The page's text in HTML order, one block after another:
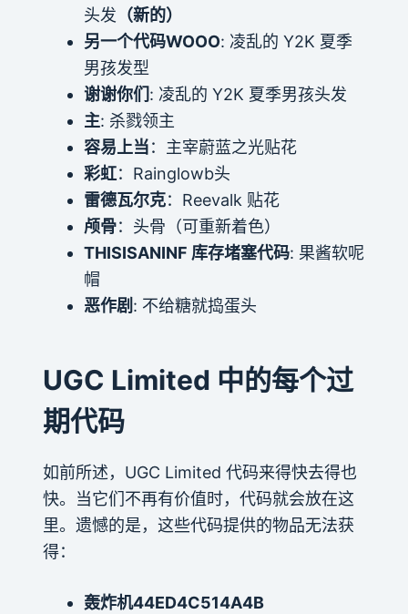
头发 （新的）
另一个代码WOOO: 凌乱的 Y2K 夏季
男孩发型
谢谢你们: 凌乱的 Y2K 夏季男孩头发
主: 杀戮领主
容易上当：主宰蔚蓝之光贴花
彩虹：Rainglowb头
雷德瓦尔克：Reevalk 贴花
颅骨：头骨（可重新着色）
THISISANINF 库存堵塞代码: 果酱软呢
帽
恶作剧 : 不给糖就捣蛋头
UGC Limited 中的每个过
期代码
如前所述，UGC Limited 代码来得快去得也
快。当它们不再有价值时，代码就会放在这
里。遗憾的是，这些代码提供的物品无法获
得：
轰炸机44ED4C514A4B